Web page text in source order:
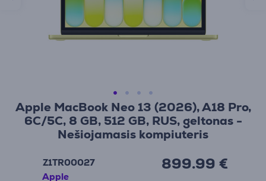
Apple MacBook Neo 13 (2026), A18 Pro,
6C/5C, 8 GB, 512 GB, RUS, geltonas -
Nešiojamasis kompiuteris
Z1TR00027
Apple
899.99 €